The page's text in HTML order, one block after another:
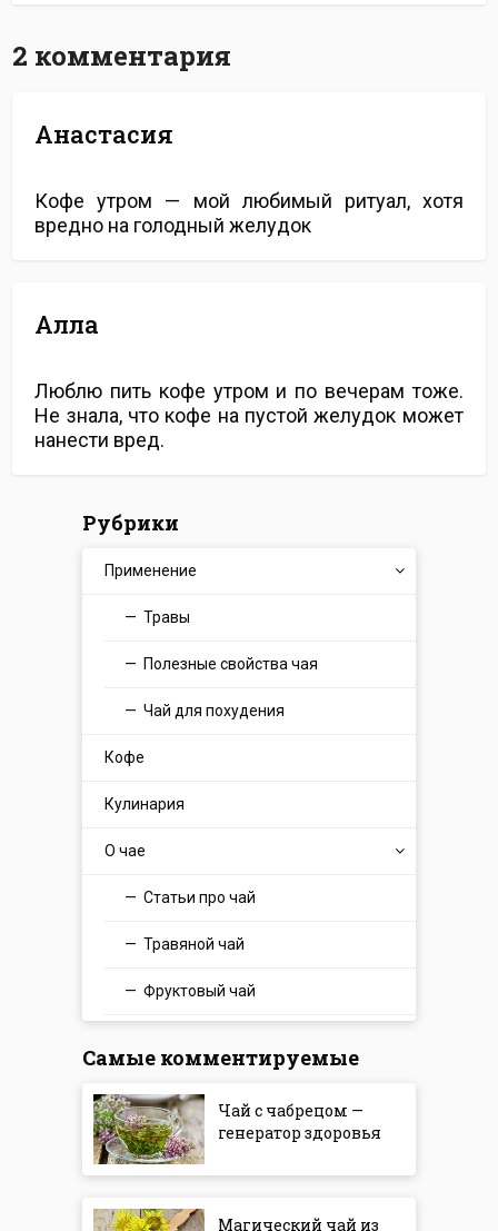
2 комментария
Анастасия
Кофе утром — мой любимый ритуал, хотя
вредно на голодный желудок
Алла
Люблю пить кофе утром и по вечерам тоже.
Не знала, что кофе на пустой желудок может
нанести вред.
Рубрики
Применение
Травы
Полезные свойства чая
Чай для похудения
Кофе
Кулинария
О чае
Статьи про чай
Травяной чай
Фруктовый чай
Самые комментируемые
Чай с чабрецом —
генератор здоровья
Магический чай из